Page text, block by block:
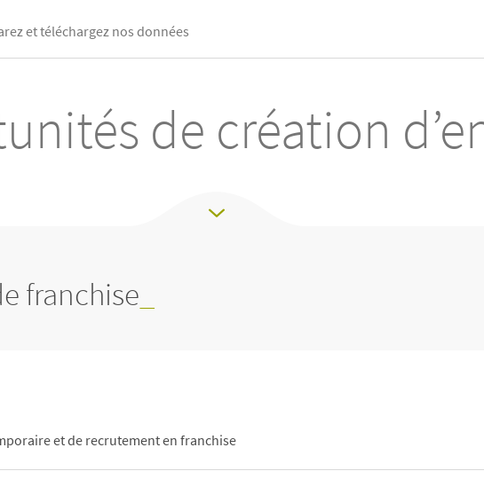
et téléchargez nos données
de création
franchise
et de recrutement en franchise